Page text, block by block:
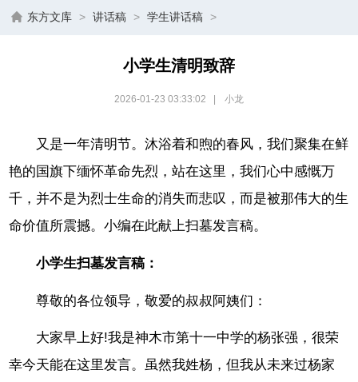
东方文库 > 讲话稿 > 学生讲话稿 >
小学生清明致辞
2026-01-23 03:33:02 小龙
又是一年清明节。沐浴着和煦的春风，我们聚集在鲜
艳的国旗下缅怀革命先烈，站在这里，我们心中感慨万
千，并不是为烈士生命的消失而悲叹，而是被那伟大的生
命价值所震撼。小编在此献上扫墓发言稿。
小学生扫墓发言稿：
尊敬的各位领导，敬爱的叔叔阿姨们：
大家早上好!我是神木市第十一中学的杨张强，很荣
幸今天能在这里发言。虽然我姓杨，但我从未来过杨家